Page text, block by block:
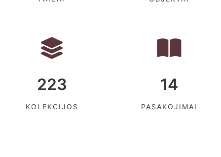
223
KOLEKCIJOS
14
PASAKOJIMAI